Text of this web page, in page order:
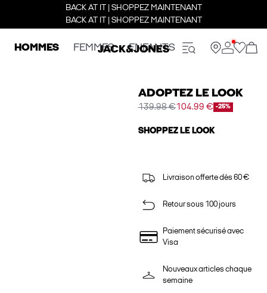
BACK AT IT | SHOPPEZ MAINTENANT
BACK AT IT | SHOPPEZ MAINTENANT
HOMMES FEMMES ENFANTS
ADOPTEZ LE LOOK
139.98 €104.99 € -25%
SHOPPEZ LE LOOK
Livraison offerte dès 60 €
Retour sous 100 jours
Paiement sécurisé avec
Visa
Nouveaux articles chaque
semaine